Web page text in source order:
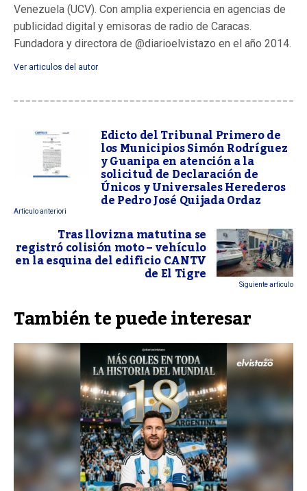
Venezuela (UCV). Con amplia experiencia en agencias de
publicidad digital y emisoras de radio de Caracas.
Fundadora y directora de @diarioelvistazo en el año 2014.
Ver articulos del autor
Edicto del Tribunal Primero de
los Municipios Simón Rodríguez
y Guanipa en atención a la
solicitud de Declaración de
Únicos y Universales Herederos
de Pedro José Quijada Ordaz
Articulo anteriori
Tras llovizna matutina se
registró colisión moto – vehículo
en la esquina del edificio CANTV
de El Tigre Siguiente articulo
También te puede interesar